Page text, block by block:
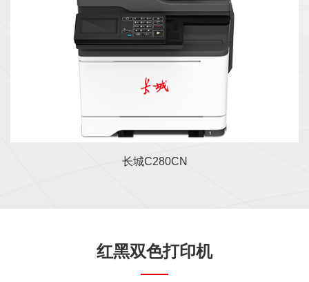
长城C280CN产品是一款高速双面彩色激光多
功能一体机，打印速度38ppm，打印机主控处
长城C280CN
红黑双色打印机